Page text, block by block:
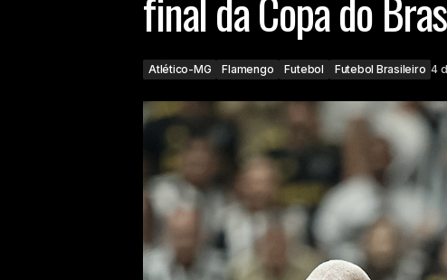
Atlético-MG Flamengo Futebol Futebol Brasileiro 4